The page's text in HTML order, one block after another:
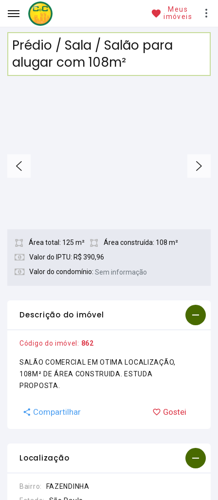
Meus
imóveis
Prédio / Sala / Salão para
alugar com 108m²
Área total: 125 m²
Área construída: 108 m²
Valor do IPTU: R$ 390,96
Valor do condomínio: Sem informação
Descrição do imóvel
Código do imóvel: 862
SALÃO COMERCIAL EM OTIMA LOCALIZAÇÃO,
108M² DE ÁREA CONSTRUIDA. ESTUDA
PROPOSTA.
Compartilhar Gostei
Localização
Bairro:
FAZENDINHA